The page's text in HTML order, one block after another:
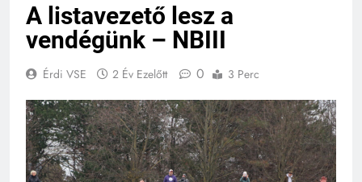
A listavezető lesz a
vendégünk – NBIII
Érdi VSE 2 Év Ezelőtt 0 3 Perc